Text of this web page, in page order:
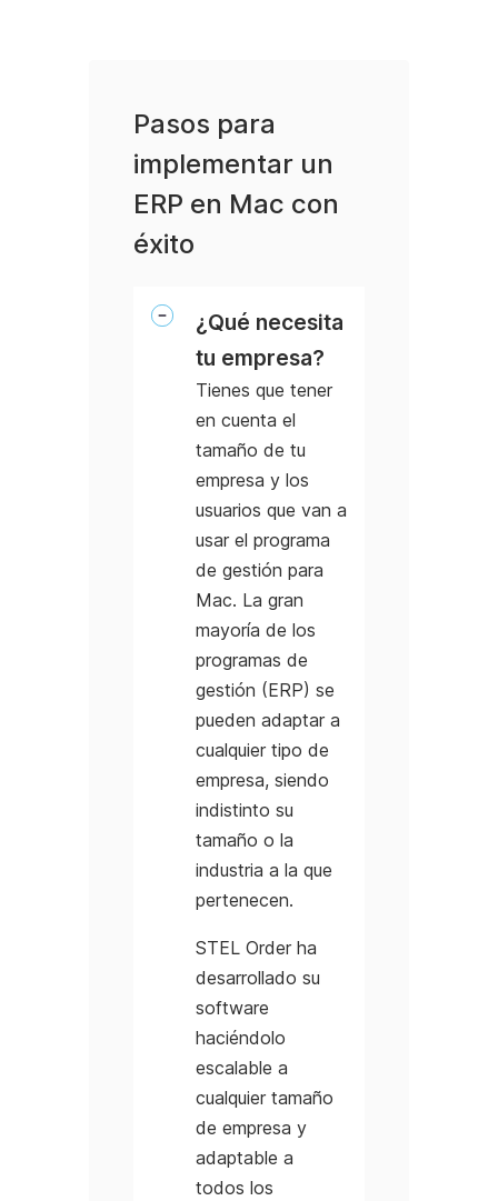
Pasos para
implementar un
ERP en Mac con
éxito
¿Qué necesita
tu empresa?
Tienes que tener
en cuenta el
tamaño de tu
empresa y los
usuarios que van a
usar el programa
de gestión para
Mac. La gran
mayoría de los
programas de
gestión (ERP) se
pueden adaptar a
cualquier tipo de
empresa, siendo
indistinto su
tamaño o la
industria a la que
pertenecen.
STEL Order ha
desarrollado su
software
haciéndolo
escalable a
cualquier tamaño
de empresa y
adaptable a
todos los